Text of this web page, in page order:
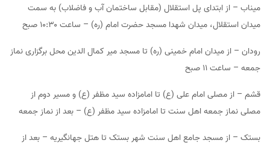
میناب – از ابتدای پل استقلال (مقابل ساختمان آب و فاضلاب) به سمت
میدان استقلال، میدان شهدا مسجد حضرت امام (ره) – ساعت ۱۰:۳۰ صبح
رودان – از میدان امام خمینی (ره) تا مسجد میر کمال الدین محل برگزاری نماز
جمعه – ساعت ۱۱ صبح
قشم – از مصلی امام علی (ع) تا امامزاده سید مظفر (ع) و مسیر دوم از
مصلی نماز جمعه اهل سنت تا امامزاده سید مظفر (ع) – بعد از نماز جمعه
بستک – از مسجد جامع اهل سنت شهر بستک تا هتل جهانگیریه – بعد از